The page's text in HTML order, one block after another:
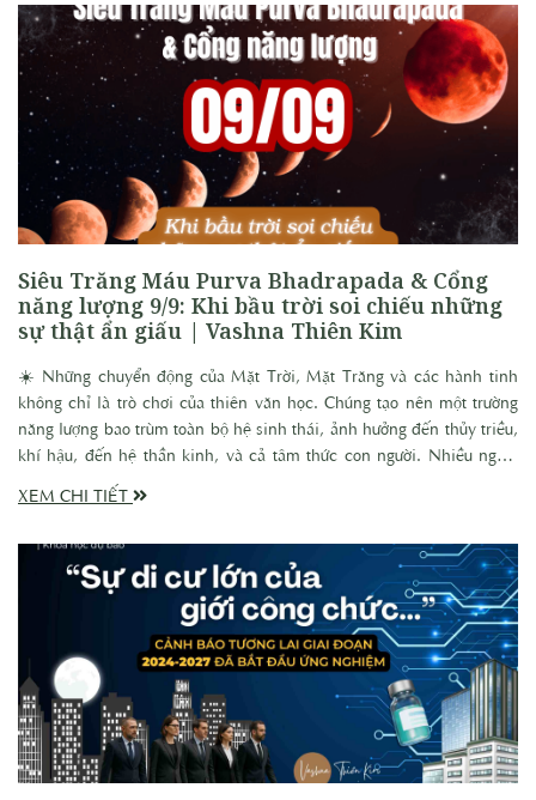
Siêu Trăng Máu Purva Bhadrapada & Cổng
năng lượng 9/9: Khi bầu trời soi chiếu những
sự thật ẩn giấu | Vashna Thiên Kim
☀️ Những chuyển động của Mặt Trời, Mặt Trăng và các hành tinh
không chỉ là trò chơi của thiên văn học. Chúng tạo nên một trường
năng lượng bao trùm toàn bộ hệ sinh thái, ảnh hưởng đến thủy triều,
khí hậu, đến hệ thần kinh, và cả tâm thức con người. Nhiều người
hỏi: “Vì sao phải bận tâm đến những chuyện trên trời?” Câu trả lời
giản dị: bởi chúng ta vốn dĩ là một phần trong vũ điệu ấy. Mặt Trăng
là nước cũng dao động theo chu kỳ trăng, và khi vũ trụ dao động,
sóng nhịp đó cũng vang vọng trong cảm xúc, hành vi, và những lựa
chọn đời thường của chúng ta. Mỗi lần nguyệt thực, chúng ta lại một
lần được đối diện với tấm gương phản chiếu, không thể che giấu sự
thật sâu thẳm bên trong, vậy nên, nếu hiểu và đón nhận, ta có thể
biến rung chấn thành cơ hội thanh lọc. Và Nguyệt thực toàn phần -
Trăng máu lần này rơi đúng tại Purva Bhadrapada, chòm sao gắn
liền với lửa, nghi lễ, và sự thanh lọc nội tâm. Vậy về mặt ý nghĩa
chiêm tinh và năng lượng, Nguyệt thực lần này sẽ mang lại những
XEM CHI TIẾT